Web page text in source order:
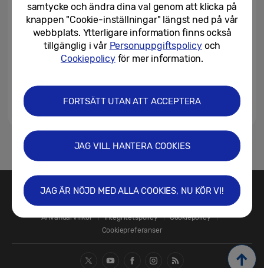
1
Kontakta oss
SAMSUNG.SE
Användarvillkor
Integritetspolicy
Cookiepolicy
Cookiepreferanser
samtycke och ändra dina val genom att klicka på
knappen "Cookie-inställningar" längst ned på vår
webbplats. Ytterligare information finns också
tillgänglig i vår Personuppgiftspolicyoch
Cookiepolicyför mer information.
FORTSÄTT UTAN ATT ACCEPTERA
JAG VILL HANTERA COOKIES
JAG ÄR NÖJD MED ALLA COOKIES, NU KÖR VI!